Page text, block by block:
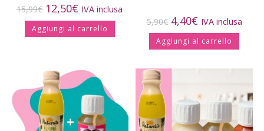
15,99€ 12,50€ IVA inclusa
Aggiungi al carrello
5,90€ 4,40€ IVA inclusa
Aggiungi al carrello